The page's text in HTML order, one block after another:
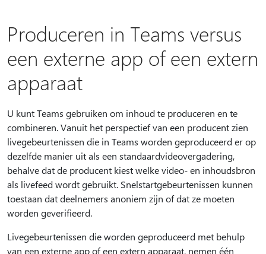
Produceren in Teams versus
een externe app of een extern
apparaat
U kunt Teams gebruiken om inhoud te produceren en te
combineren. Vanuit het perspectief van een producent zien
livegebeurtenissen die in Teams worden geproduceerd er op
dezelfde manier uit als een standaardvideovergadering,
behalve dat de producent kiest welke video- en inhoudsbron
als livefeed wordt gebruikt. Snelstartgebeurtenissen kunnen
toestaan dat deelnemers anoniem zijn of dat ze moeten
worden geverifieerd.
Livegebeurtenissen die worden geproduceerd met behulp
van een externe app of een extern apparaat, nemen één